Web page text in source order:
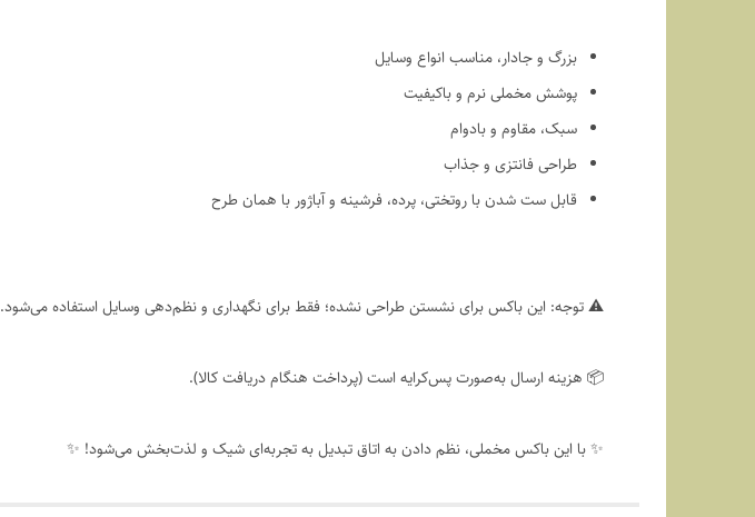
بزرگ و جادار، مناسب انواع وسایل
پوشش مخملی نرم و باکیفیت
سبک، مقاوم و بادوام
طراحی فانتزی و جذاب
قابل ست شدن با روتختی، پرده، فرشینه و آباژور با همان طرح
⚠️ توجه: این باکس برای نشستن طراحی نشده؛ فقط برای نگهداری و نظم‌دهی وسایل استفاده می‌شود.
📦 هزینه ارسال به‌صورت پس‌کرایه است (پرداخت هنگام دریافت کالا).
✨ با این باکس مخملی، نظم دادن به اتاق تبدیل به تجربه‌ای شیک و لذت‌بخش می‌شود! ✨